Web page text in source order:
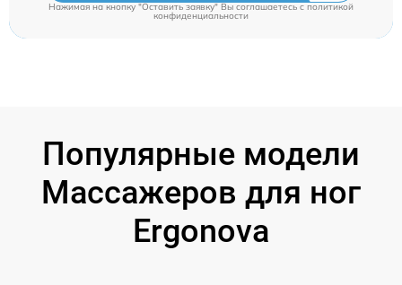
Нажимая на кнопку "Оставить заявку" Вы соглашаетесь cполитикой
конфиденциальности
Популярные модели
Массажеров для ног
Ergonova